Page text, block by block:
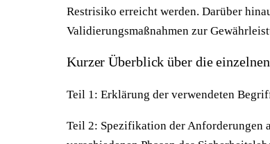
Restrisiko erreicht werden. Darüber
Validierungsmaßnahmen zur
Kurzer Überblick über die
Teil 1: Erklärung der verwendeten
Teil 2: Spezifikation der Anforderungen